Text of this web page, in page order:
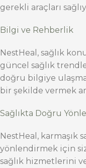
gerekli araçları
Bilgi ve Rehberlik
NestHeal, sağlık
güncel sağlık
doğru bilgiye
bir şekilde vermek
Sağlıkta Doğru
NestHeal, karmaşık
yönlendirmek için
sağlık hizmetlerini